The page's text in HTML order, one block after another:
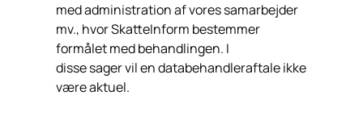
med administration af vores samarbejder
mv., hvor SkatteInform bestemmer
formålet med behandlingen. I
disse sager vil en databehandleraftale ikke
være aktuel.